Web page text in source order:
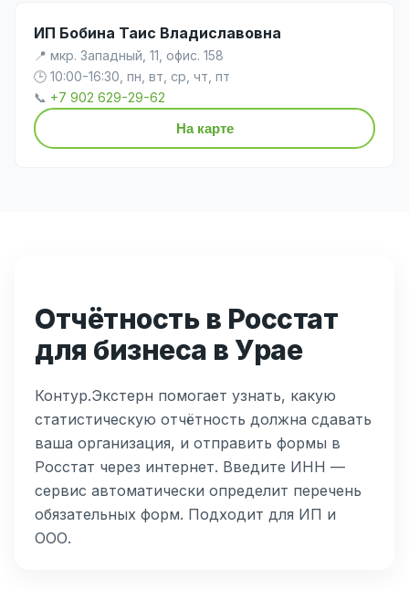
ИП Бобина Таис Владиславовна
📍 мкр. Западный, 11, офис. 158
🕒 10:00-16:30, пн, вт, ср, чт, пт
📞 +7 902 629-29-62
На карте
Отчётность в Росстат
для бизнеса в Урае
Контур.Экстерн помогает узнать, какую
статистическую отчётность должна сдавать
ваша организация, и отправить формы в
Росстат через интернет. Введите ИНН —
сервис автоматически определит перечень
обязательных форм. Подходит для ИП и
ООО.